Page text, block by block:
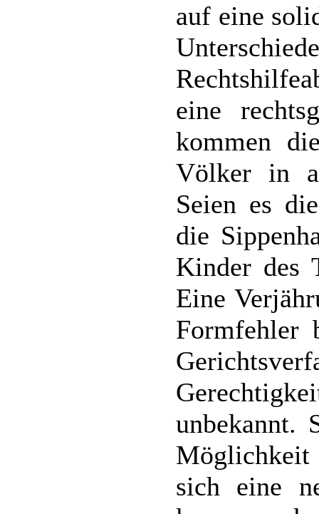
auf eine
eine
kommen
Völker in
Seien es
die
Kinder des
Eine
Formfehler
unbekannt.
sich eine